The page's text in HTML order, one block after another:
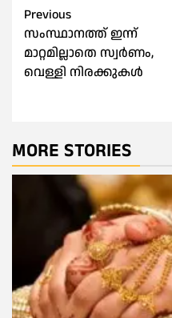
Post
navigation
Previous
സംസ്ഥാനത്ത് ഇന്ന്
മാറ്റമില്ലാതെ സ്വർണം,
വെള്ളി നിരക്കുകൾ
MORE STORIES